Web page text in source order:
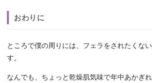
おわりに
ところで僕の周りには、フェラをされたくな
す。
なんでも、ちょっと乾燥肌気味で年中あかぎ